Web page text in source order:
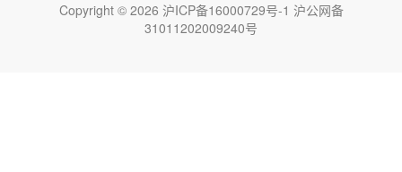
Copyright © 2026 沪ICP备16000729号-1 沪公网备
31011202009240号